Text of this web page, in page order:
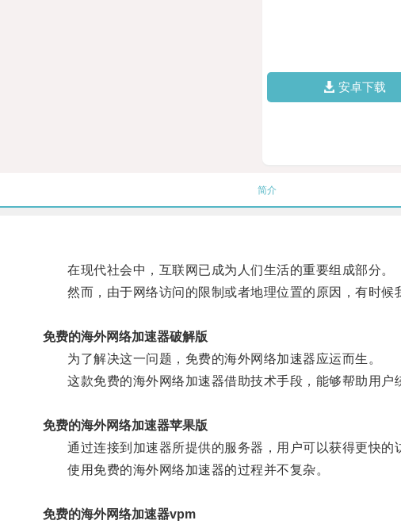
安卓下载
简介
在现代社会中，互联网已成为人们生活的重要组成部分。
然而，由于网络访问的限制或者地理位置的原因，有时候
免费的海外网络加速器破解版
为了解决这一问题，免费的海外网络加速器应运而生。
这款免费的海外网络加速器借助技术手段，能够帮助用户
免费的海外网络加速器苹果版
通过连接到加速器所提供的服务器，用户可以获得更快的
使用免费的海外网络加速器的过程并不复杂。
免费的海外网络加速器vpm